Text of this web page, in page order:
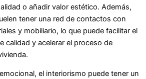
o añadir valor estético. Además,
tener una red de contactos con
y mobiliario, lo que puede facilitar el
calidad y acelerar el proceso de
el interiorismo puede tener un